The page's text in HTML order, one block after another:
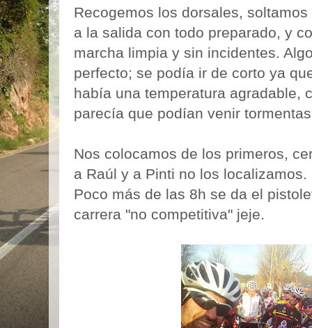
Recogemos los dorsales,
a la salida con todo preparado, y
marcha limpia y sin incidentes.
perfecto; se podía ir de corto ya
había una temperatura agradable,
parecía que podían venir
Nos colocamos de los primeros,
a Raúl y a Pinti no los localizamos.
Poco más de las 8h se da el
carrera "no competitiva" jeje.